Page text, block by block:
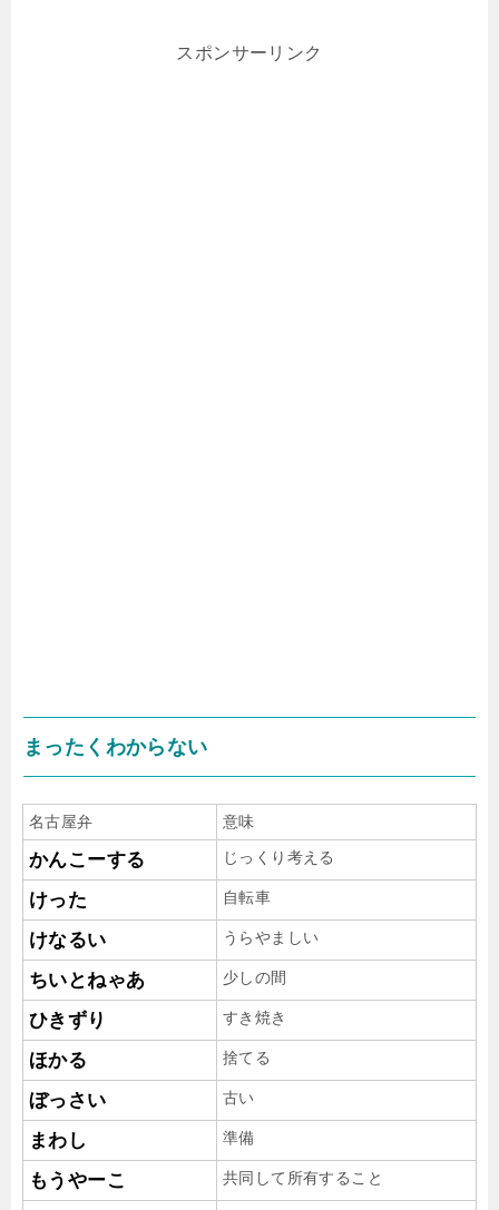
スポンサーリンク
まったくわからない
名古屋弁 意味
かんこーする じっくり考える
けった 自転車
けなるい うらやましい
ちいとねゃあ 少しの間
ひきずり すき焼き
ほかる 捨てる
ぼっさい 古い
まわし 準備
もうやーこ 共同して所有すること